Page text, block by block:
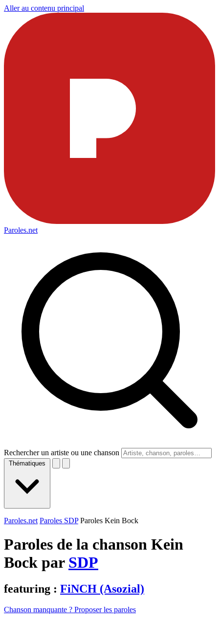
Aller au contenu principal
Paroles.net
Rechercher un artiste ou une chanson
Thématiques
Paroles.net Paroles SDP Paroles Kein Bock
Paroles de la chanson Kein
Bock par SDP
featuring : FiNCH (Asozial)
Chanson manquante ? Proposer les paroles